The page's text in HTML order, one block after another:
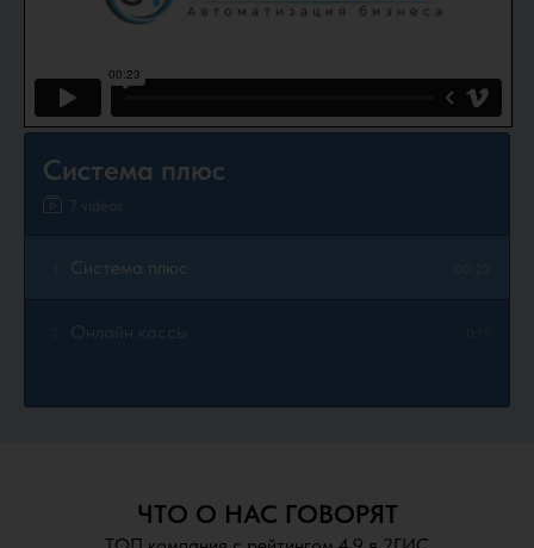
Система плюс
7 videos
Система плюс
Онлайн кассы
1С:Управление нашей фирмой 8
ЧТО О НАС ГОВОРЯТ